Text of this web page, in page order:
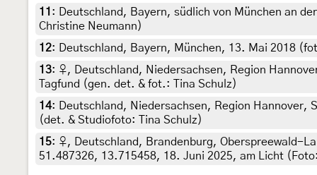
11 :
Deutschland, Bayern, südlich von München an
Christine Neumann)
12:
Deutschland, Bayern, München, 13. Mai 2018
13: ♀, Deutschland, Niedersachsen, Region
Tagfund (gen. det. & fot.: Tina Schulz)
14:
Deutschland, Niedersachsen, Region
(det. & Studiofoto: Tina Schulz)
15: ♀, Deutschland, Brandenburg, Oberspreewald-
51.487326, 13.715458, 18. Juni 2025, am Licht